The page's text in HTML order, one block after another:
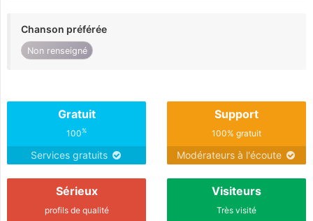
Chanson préférée
Non renseigné
Gratuit
100%
Services gratuits
Support
100% gratuit
Modérateurs à l'écoute
Sérieux
profils de qualité
Visiteurs
Très visité